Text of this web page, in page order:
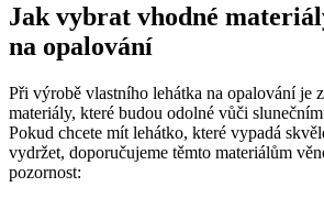
Jak vybrat vhodné
na opalování
Při výrobě vlastního lehátka na opalování je
materiály, které budou odolné vůči
Pokud chcete mít lehátko, které vypadá
vydržet, doporučujeme těmto materiálům
pozornost: